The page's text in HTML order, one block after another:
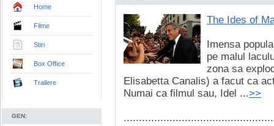
Home
Filme
Stiri
Box Office
Trailere
GEN:
The Ides of
Imensa
pe malul
zona sa
Elisabetta Canalis) a facut ca
Numai ca filmul sau, Idel ...>>